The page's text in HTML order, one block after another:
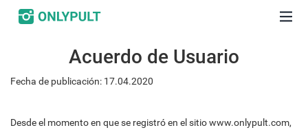
Acuerdo de Usuario
Fecha de publicación: 17.04.2020
Desde el momento en que se registró en el sitio www.onlypult.com,